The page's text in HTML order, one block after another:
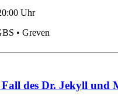
Uhr
• Greven
Fall des Dr. Jekyll und